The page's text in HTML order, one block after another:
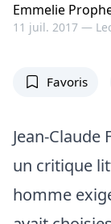
Emmelie
11 juil. 2017 —
Favoris
Jean-
un critique
homme